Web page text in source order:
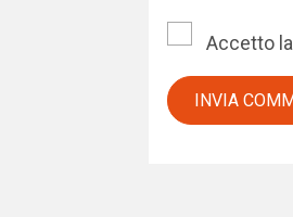
Accetto la